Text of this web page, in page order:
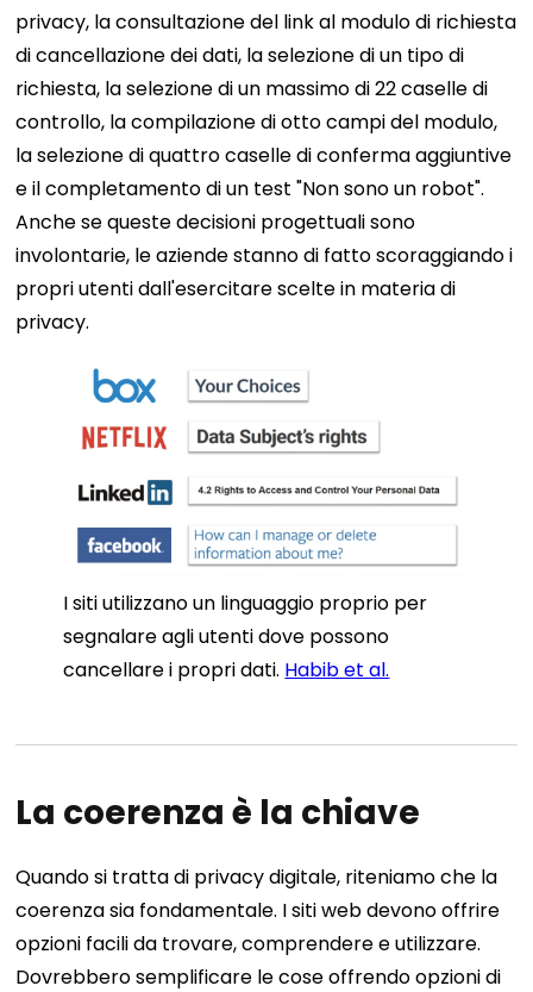
privacy, la consultazione del link al modulo di richiesta
di cancellazione dei dati, la selezione di un tipo di
richiesta, la selezione di un massimo di 22 caselle di
controllo, la compilazione di otto campi del modulo,
la selezione di quattro caselle di conferma aggiuntive
e il completamento di un test "Non sono un robot".
Anche se queste decisioni progettuali sono
involontarie, le aziende stanno di fatto scoraggiando i
propri utenti dall'esercitare scelte in materia di
privacy.
I siti utilizzano un linguaggio proprio per
segnalare agli utenti dove possono
cancellare i propri dati. Habib et al.
La coerenza è la chiave
Quando si tratta di privacy digitale, riteniamo che la
coerenza sia fondamentale. I siti web devono offrire
opzioni facili da trovare, comprendere e utilizzare.
Dovrebbero semplificare le cose offrendo opzioni di